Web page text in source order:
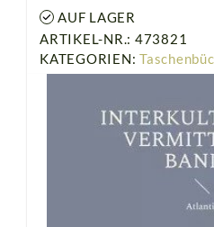
AUF LAGER
ARTIKEL-NR.: 473821
KATEGORIEN: